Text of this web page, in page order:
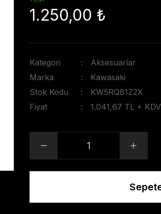
1.250,00 ₺
Kategori
Aksesuarlar
Marka
Kawasaki
Stok Kodu
KW5RQ81Z2X
Fiyat
1.041,67 TL + KDV